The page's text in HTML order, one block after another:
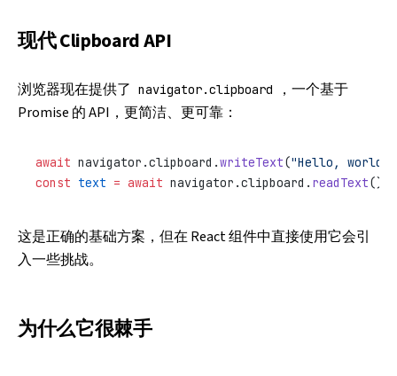
现代 Clipboard API
浏览器现在提供了 navigator.clipboard
，一个基于
Promise 的 API，更简洁、更可靠：
await navigator.clipboard.writeText("Hello, world!"
const text = await navigator.clipboard. readText();
这是正确的基础方案，但在 React 组件中直接使用它会引
入一些挑战。
为什么它很棘手